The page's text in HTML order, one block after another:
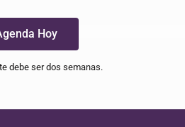
Hoy
debe ser dos semanas.